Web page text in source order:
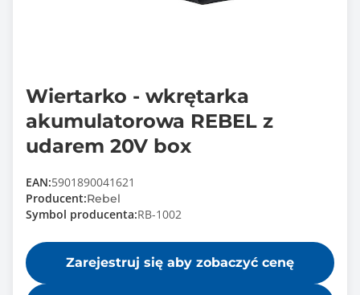
Wiertarko - wkrętarka
akumulatorowa REBEL z
udarem 20V box
EAN:5901890041621
Producent:Rebel
Symbol producenta:RB-1002
Zarejestruj się aby zobaczyć cenę